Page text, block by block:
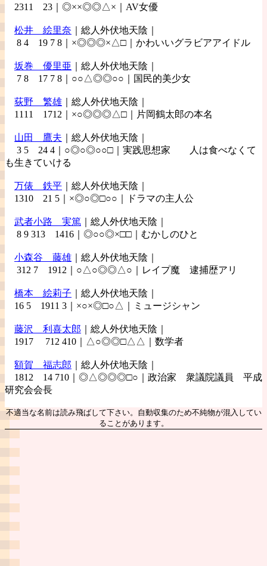
2311 23｜◎××◎◎△×｜AV女優
松井 絵里奈 ｜総人外伏地天陰｜
8 4 19 7 8｜×◎◎◎×△□｜かわいいグラビアアイドル
坂巻 優里亜 ｜総人外伏地天陰｜
7 8 17 7 8｜○○△◎◎○○｜国民的美少女
荻野 繁雄 ｜総人外伏地天陰｜
1111 1712｜×○◎◎◎△□｜片岡鶴太郎の本名
山田 鷹夫 ｜総人外伏地天陰｜
3 5 24 4｜○◎○◎○○□｜実践思想家 人は食べなくて
も生きていける
万俵 鉄平 ｜総人外伏地天陰｜
1310 21 5｜×◎○◎□○○｜ドラマの主人公
武者小路 実篤 ｜総人外伏地天陰｜
8 9 313 1416｜◎○○◎×□□｜むかしのひと
小森谷 藤雄 ｜総人外伏地天陰｜
312 7 1912｜○△○◎◎△○｜レイプ魔 逮捕歴アリ
橋本 絵莉子 ｜総人外伏地天陰｜
16 5 1911 3｜×○×◎□○△｜ミュージシャン
藤沢 利喜太郎 ｜総人外伏地天陰｜
1917 712 410｜△○◎◎□△△｜数学者
額賀 福志郎 ｜総人外伏地天陰｜
1812 14 710｜◎△◎◎◎□○｜政治家 衆議院議員 平成
研究会会長
不適当な名前は読み飛ばして下さい。自動収集のため不純物が混入してい
ることがあります。